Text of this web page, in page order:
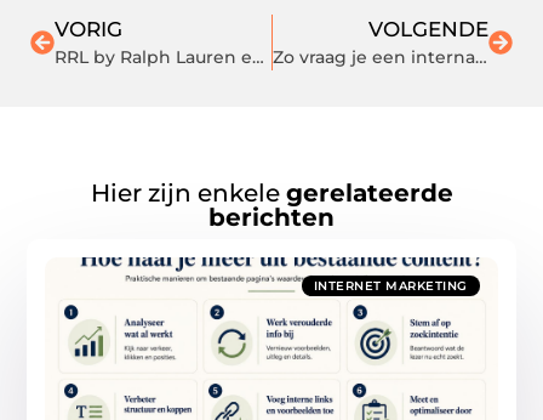
VORIG
RRL by Ralph Lauren en Visvim: Een Samensmelting van Erfgoed en Ambachtelijke Perfectie
VOLGENDE
Zo vraag je een internationaal rijbewijs aan voor Vietnam
Hier zijn enkele gerelateerde
berichten
INTERNET MARKETING